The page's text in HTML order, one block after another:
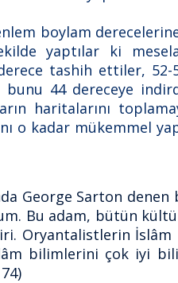
boylam
yaptılar ki
tashih ettiler,
44 dereceye
haritalarını
o kadar mükemmel
George Sarton
Bu adam, bütün
Oryantalistlerin
bilimlerini çok iyi